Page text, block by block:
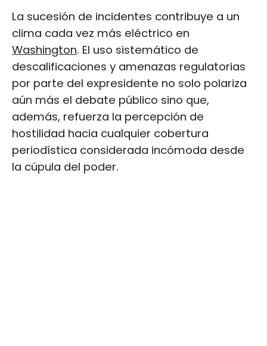
La sucesión de incidentes contribuye a un
clima cada vez más eléctrico en
Washington. El uso sistemático de
descalificaciones y amenazas regulatorias
por parte del expresidente no solo polariza
aún más el debate público sino que,
además, refuerza la percepción de
hostilidad hacia cualquier cobertura
periodística considerada incómoda desde
la cúpula del poder.